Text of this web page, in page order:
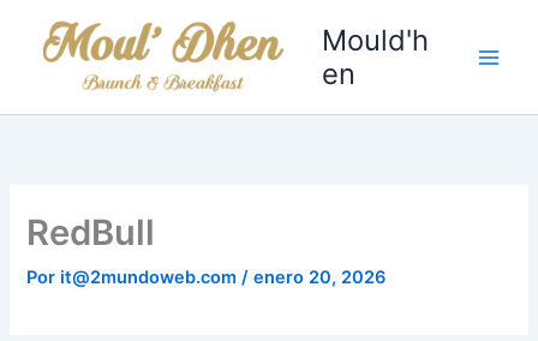
Mould'h
en
RedBull
Por it@2mundoweb.com/enero 20, 2026